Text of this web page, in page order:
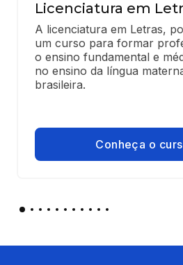
Licenciatura em
A licenciatura em Letras,
um curso para formar
o ensino fundamental e
no ensino da língua
brasileira.
Conheça o